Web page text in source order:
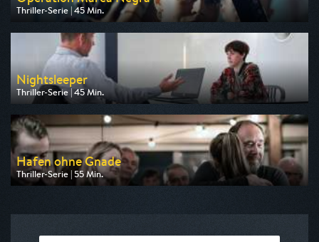
Thriller-Serie | 45 Min.
Ausgestrahlt von ZDF neo
am 14.08.2026, 03:05
Nightsleeper
Thriller-Serie | 45 Min.
Ausgestrahlt von HR
am 16.08.2026, 00:40
Hafen ohne Gnade
Thriller-Serie | 55 Min.
Ausgestrahlt von arte